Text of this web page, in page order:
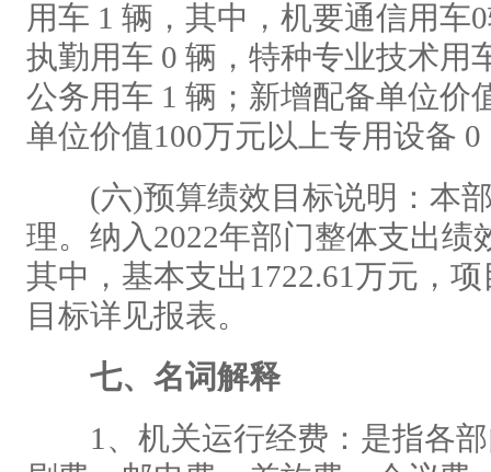
用车 1 辆，其中，机要通信用车
执勤用车 0 辆，特种专业技术用
公务用车 1 辆；新增配备单位价
单位价值100万元以上专用设备 0
(六)预算绩效目标说明：本部
理。纳入2022年部门整体支出绩
其中，基本支出1722.61万元，
目标详见报表。
七、名词解释
1、机关运行经费：是指各部